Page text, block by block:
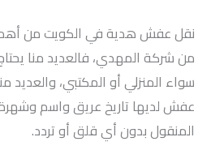
نقل عفش هدية في الكويت من أهم
من شركة المهدي، فالعديد منا
سواء المنزلي أو المكتبي،
عفش لديها تاريخ عريق واسم
المنقول بدون أي قلق أو تردد.